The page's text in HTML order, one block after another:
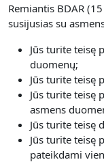
Remiantis BDAR
susijusias su
Jūs turite teisę
duomenų;
Jūs turite teisę
Jūs turite teisę
asmens
Jūs turite teisę
Jūs turite teisę
pateikdami